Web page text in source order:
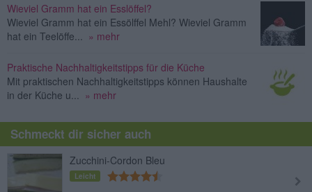
Wieviel Gramm hat ein Esslöffel?
Wieviel Gramm hat ein Essölffel Mehl? Wieviel Gramm
hat ein Teelöffe...
» mehr
Praktische Nachhaltigkeitstipps für die Küche
Mit praktischen Nachhaltigkeitstipps können Haushalte
in der Küche u...
» mehr
Schmeckt dir sicher auch
Zucchini-Cordon Bleu
Leicht